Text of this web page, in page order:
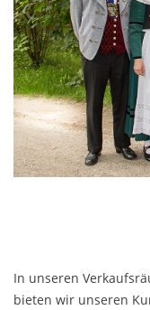
In unseren
bieten wir unseren